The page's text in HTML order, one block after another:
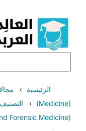
المحتوى
الرئيسية
(Medicine)
(Pathology and Forensic Medicine)